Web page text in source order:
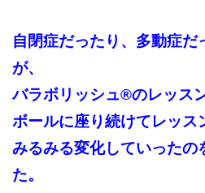
自閉症だったり、多動症だ
が、
バラボリッシュ®︎のレッス
ボールに座り続けてレッス
みるみる変化していったの
た。